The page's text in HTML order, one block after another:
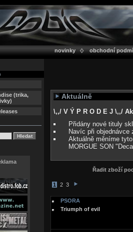
novinky obchodní
(trika,
Aktuálně
\,,/ V Ý P R O D E J \,,/
Přidány nové tituly
Navíc při
Aktuálně měníme
MORGUE SON
Řadit zboží
1 2 3
PSORA
Triumph of evil